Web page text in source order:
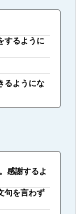
するように
るようにな
感謝するよ
句を言わず